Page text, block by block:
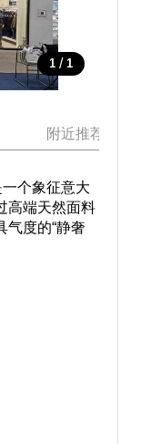
1 / 1
附近推荐景点
个象征意大
高端天然面料
气度的“静奢